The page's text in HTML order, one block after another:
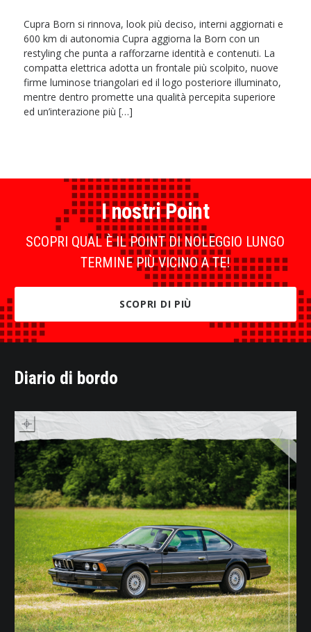
Cupra Born si rinnova, look più deciso, interni aggiornati e
600 km di autonomia Cupra aggiorna la Born con un
restyling che punta a rafforzarne identità e contenuti. La
compatta elettrica adotta un frontale più scolpito, nuove
firme luminose triangolari ed il logo posteriore illuminato,
mentre dentro promette una qualità percepita superiore
ed un’interazione più […]
I nostri Point
SCOPRI QUAL È IL POINT DI NOLEGGIO LUNGO
TERMINE PIÙ VICINO A TE!
SCOPRI DI PIÙ
Diario di bordo